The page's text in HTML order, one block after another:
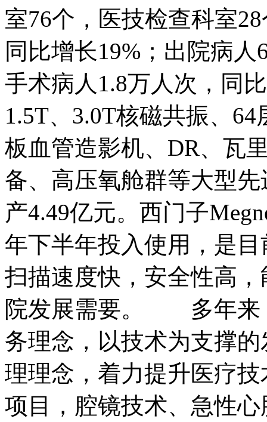
室76个，医技检查科室
同比增长19%；出院病
手术病人1.8万人次，
1.5T、3.0T核磁共振、
板血管造影机、DR、瓦
备、高压氧舱群等大型
产4.49亿元。西门子
年下半年投入使用，是
扫描速度快，安全性高
院发展需要。 多年来
务理念，以技术为支撑
理理念，着力提升医疗
项目，腔镜技术、急性